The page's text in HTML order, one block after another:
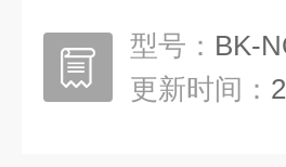
型号： BK-
更新时间：